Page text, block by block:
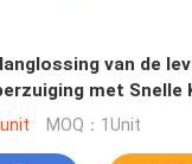
van de
met Snelle
MOQ：1Unit